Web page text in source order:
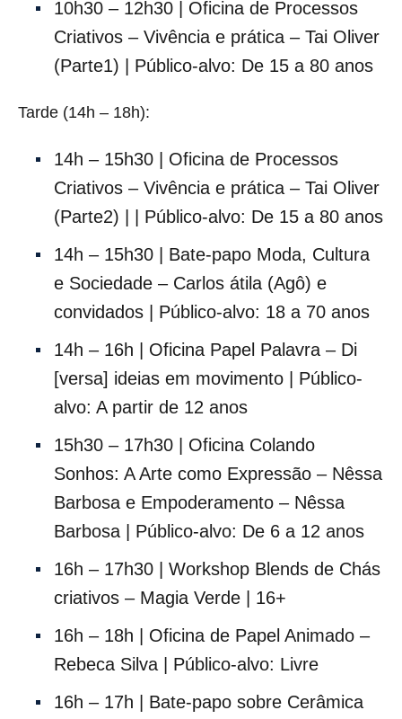
10h30 – 12h30 | Oficina de Processos
Criativos – Vivência e prática – Tai Oliver
(Parte1) | Público-alvo: De 15 a 80 anos
Tarde (14h – 18h):
14h – 15h30 | Oficina de Processos
Criativos – Vivência e prática – Tai Oliver
(Parte2) | | Público-alvo: De 15 a 80 anos
14h – 15h30 | Bate-papo Moda, Cultura
e Sociedade – Carlos átila (Agô) e
convidados | Público-alvo: 18 a 70 anos
14h – 16h | Oficina Papel Palavra – Di
[versa] ideias em movimento | Público-
alvo: A partir de 12 anos
15h30 – 17h30 | Oficina Colando
Sonhos: A Arte como Expressão – Nêssa
Barbosa e Empoderamento – Nêssa
Barbosa | Público-alvo: De 6 a 12 anos
16h – 17h30 | Workshop Blends de Chás
criativos – Magia Verde | 16+
16h – 18h | Oficina de Papel Animado –
Rebeca Silva | Público-alvo: Livre
16h – 17h | Bate-papo sobre Cerâmica